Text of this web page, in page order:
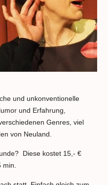
und unkonventionelle
und Erfahrung,
Genres, viel
von Neuland.
Diese kostet 15,- €
min.